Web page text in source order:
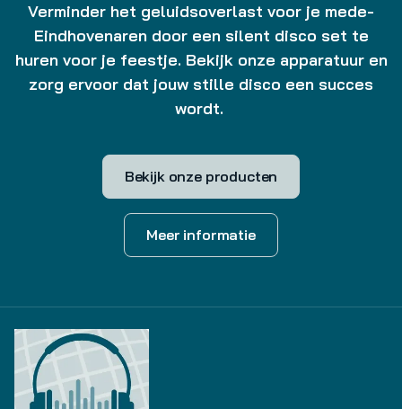
Verminder het geluidsoverlast voor je mede-
Eindhovenaren door een silent disco set te
huren voor je feestje. Bekijk onze apparatuur en
zorg ervoor dat jouw stille disco een succes
wordt.
Bekijk onze producten
Meer informatie